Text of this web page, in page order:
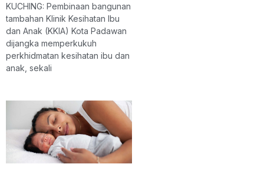
KUCHING: Pembinaan bangunan
tambahan Klinik Kesihatan Ibu
dan Anak (KKIA) Kota Padawan
dijangka memperkukuh
perkhidmatan kesihatan ibu dan
anak, sekali